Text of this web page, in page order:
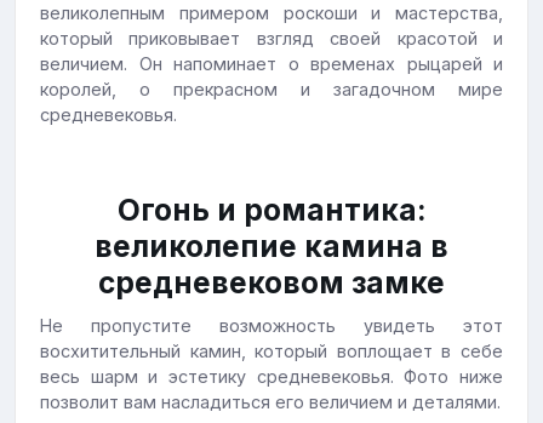
великолепным примером роскоши и мастерства,
который приковывает взгляд своей красотой и
величием. Он напоминает о временах рыцарей и
королей, о прекрасном и загадочном мире
средневековья.
Огонь и романтика:
великолепие камина в
средневековом замке
Не пропустите возможность увидеть этот
восхитительный камин, который воплощает в себе
весь шарм и эстетику средневековья. Фото ниже
позволит вам насладиться его величием и деталями.